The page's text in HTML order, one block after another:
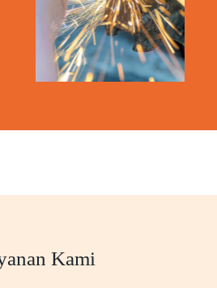
Kami